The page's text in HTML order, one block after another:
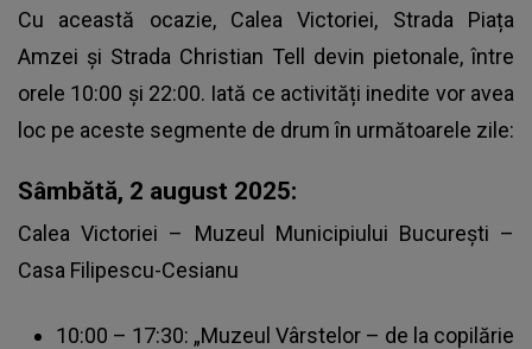
Cu această ocazie, Calea Victoriei, Strada Piața
Amzei și Strada Christian Tell devin pietonale, între
orele 10:00 și 22:00. Iată ce activități inedite vor avea
loc pe aceste segmente de drum în următoarele zile:
Sâmbătă, 2 august 2025:
Calea Victoriei – Muzeul Municipiului București –
Casa Filipescu-Cesianu
10:00 – 17:30: „Muzeul Vârstelor – de la copilărie